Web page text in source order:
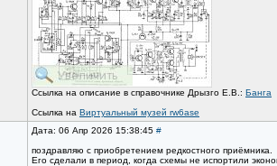
Ссылка на описание в справочнике Дрызго Е.В.: Банга
Ссылка на Виртуальный музей rw6ase
Дата: 06 Апр 2026 15:38:45 #
поздравляю с приобретением редкостного приёмника.
Его сделали в период, когда схемы не испортили